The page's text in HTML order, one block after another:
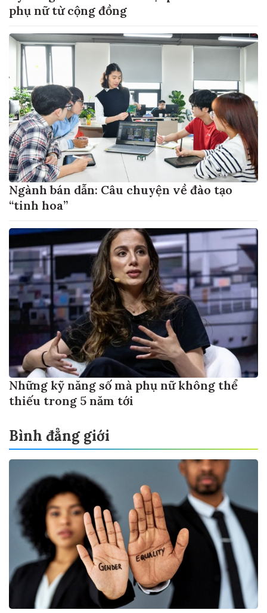
phụ nữ từ cộng đồng
Ngành bán dẫn: Câu chuyện về đào tạo
“tinh hoa”
Những kỹ năng số mà phụ nữ không thể
thiếu trong 5 năm tới
Bình đẳng giới